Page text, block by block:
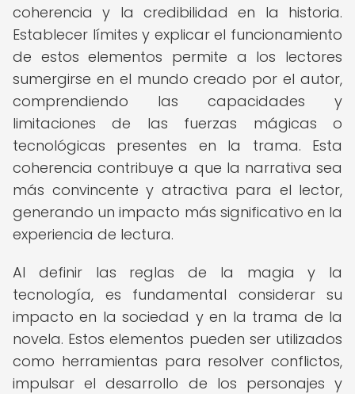
coherencia y la credibilidad en la historia.
Establecer límites y explicar el funcionamiento
de estos elementos permite a los lectores
sumergirse en el mundo creado por el autor,
comprendiendo las capacidades y
limitaciones de las fuerzas mágicas o
tecnológicas presentes en la trama. Esta
coherencia contribuye a que la narrativa sea
más convincente y atractiva para el lector,
generando un impacto más significativo en la
experiencia de lectura.
Al definir las reglas de la magia y la
tecnología, es fundamental considerar su
impacto en la sociedad y en la trama de la
novela. Estos elementos pueden ser utilizados
como herramientas para resolver conflictos,
impulsar el desarrollo de los personajes y